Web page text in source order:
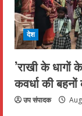
देश
’राखी के धागों
कवर्धा की
उप संपादक